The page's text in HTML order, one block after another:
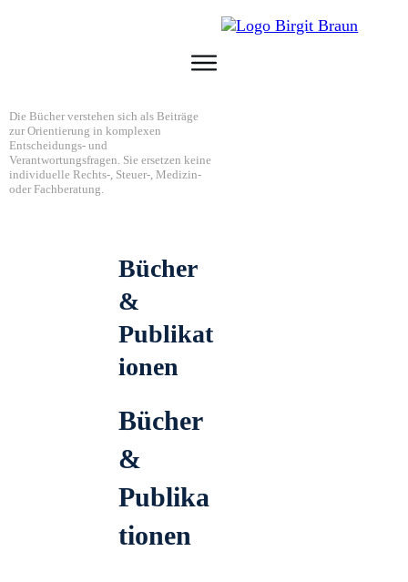
Die Bücher verstehen sich als Beiträge
zur Orientierung in komplexen
Entscheidungs- und
Verantwortungsfragen. Sie ersetzen keine
individuelle Rechts-, Steuer-, Medizin-
oder Fachberatung.
Bücher
&
Publikat
ionen
Bücher
&
Publika
tionen